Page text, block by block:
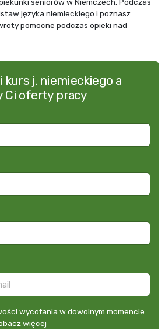
języka niemieckiego i poznasz
pomocne podczas opieki nad
kurs j. niemieckiego a
Ci oferty pracy
wycofania w dowolnym momencie
więcej